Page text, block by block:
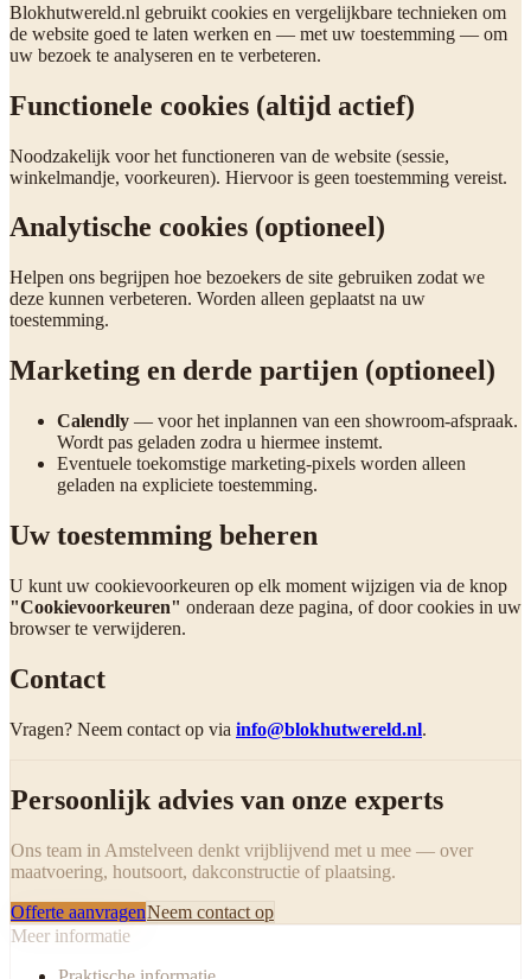
Blokhutwereld.nl gebruikt cookies en vergelijkbare technieken om
de website goed te laten werken en — met uw toestemming — om
uw bezoek te analyseren en te verbeteren.
Functionele cookies (altijd actief)
Noodzakelijk voor het functioneren van de website (sessie,
winkelmandje, voorkeuren). Hiervoor is geen toestemming vereist.
Analytische cookies (optioneel)
Helpen ons begrijpen hoe bezoekers de site gebruiken zodat we
deze kunnen verbeteren. Worden alleen geplaatst na uw
toestemming.
Marketing en derde partijen (optioneel)
Calendly — voor het inplannen van een showroom-afspraak.
Wordt pas geladen zodra u hiermee instemt.
Eventuele toekomstige marketing-pixels worden alleen
geladen na expliciete toestemming.
Uw toestemming beheren
U kunt uw cookievoorkeuren op elk moment wijzigen via de knop
"Cookievoorkeuren" onderaan deze pagina, of door cookies in uw
browser te verwijderen.
Contact
Vragen? Neem contact op via info@blokhutwereld.nl.
Persoonlijk advies van onze experts
Ons team in Amstelveen denkt vrijblijvend met u mee — over
maatvoering, houtsoort, dakconstructie of plaatsing.
Offerte aanvragenNeem contact op
Meer informatie